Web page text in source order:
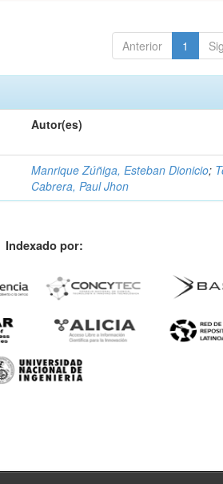
Anterior 1
Autor(es)
Manrique Zúñiga, Esteban Dionicio;
Cabrera, Paul Jhon
Indexado por: